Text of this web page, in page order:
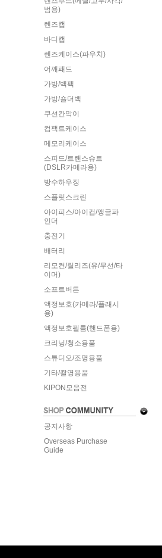
범용)
렌즈캡
바디캡
렌즈케이스(파우치)
어깨패드
가방/백팩
가방/숄더백
쿠션칸막이
컴팩트케이스
메모리케이스
스피드/트랜스슈트
(DSLR카메라용)
방수하우징
스플릿스크린
아이피스/아이컵/앵글파
인더
충전기
배터리
리모컨/릴리즈(유/무선/타
이머)
소프트버튼
액정보호(카메라/플래시
용)
액정보호필름(핸드폰용)
크리닝/청소용품
스튜디오/조명용품
기타/촬영용품
KIPON모음전
공지사항
Overseas Purchase
Guide